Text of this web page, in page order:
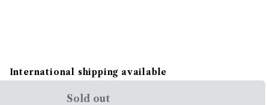
International shipping available
Sold out